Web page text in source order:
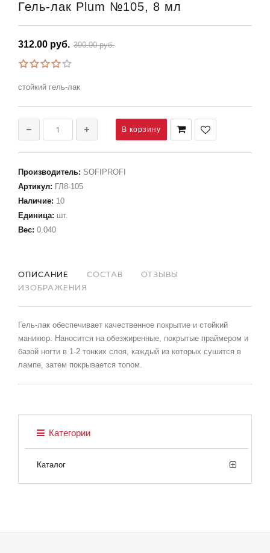
Гель-лак Plum №105, 8 мл
312.00 руб. 390.00 руб.
стойкий гель-лак
Производитель: SOFIPROFI
Артикул: ГЛ8-105
Наличие: 10
Единица: шт.
Вес: 0.040
ОПИСАНИЕ СОСТАВ
ОТЗЫВЫ
ИЗОБРАЖЕНИЯ
Гель-лак обеспечивает качественное покрытие и стойкий
маникюр. Наносится на обезжиренные, покрытые праймером и
базой ногти в 1-2 тонких слоя, каждый из которых сушится в
лампе, затем покрывается топом.
Категории
Каталог